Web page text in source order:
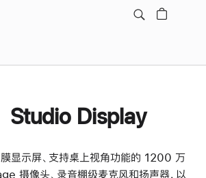
Studio Display
显示屏、支持桌上视角功能的 1200 万
摄像头、录音棚级麦克风和扬声器，以